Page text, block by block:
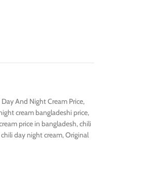
And Night Cream Price,
cream bangladeshi price,
price in bangladesh,chili
day night cream,Original